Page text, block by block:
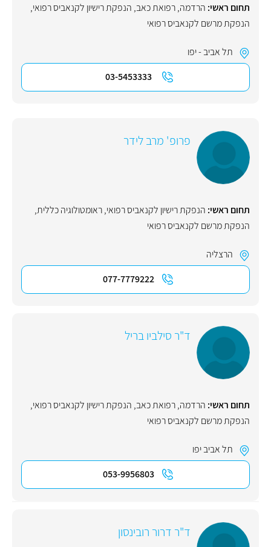
תחום ראשי: הרדמה,רפואת כאב, הנפקת רישיון לקנאביס רפואי,
הנפקת מרשם לקנאביס רפואי
תל אביב - יפו
03-5453333
פרופ' מרב לידר
תחום ראשי: הנפקת רישיון לקנאביס רפואי,ראומטולוגיה כללית,
הנפקת מרשם לקנאביס רפואי
הרצליה
077-7779222
ד"ר סילביו בריל
תחום ראשי: הרדמה,רפואת כאב, הנפקת רישיון לקנאביס רפואי,
הנפקת מרשם לקנאביס רפואי
תל אביב יפו
053-9956803
ד"ר דרור רובינסון